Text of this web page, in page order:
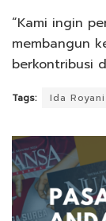
“Kami ingin
membangun
berkontribusi
Tags: Ida Royani